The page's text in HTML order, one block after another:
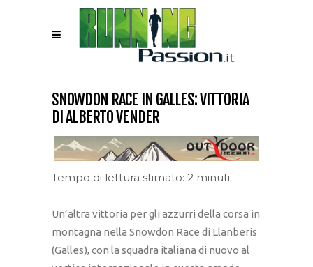
SNOWDON RACE IN GALLES: VITTORIA
DI ALBERTO VENDER
Tempo di lettura stimato: 2 minuti
Un’altra vittoria per gli azzurri della corsa in
montagna nella Snowdon Race di Llanberis
(Galles), con la squadra italiana di nuovo al